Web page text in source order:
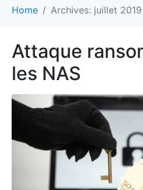
Home Archives: juillet 2019
Attaque
les NAS